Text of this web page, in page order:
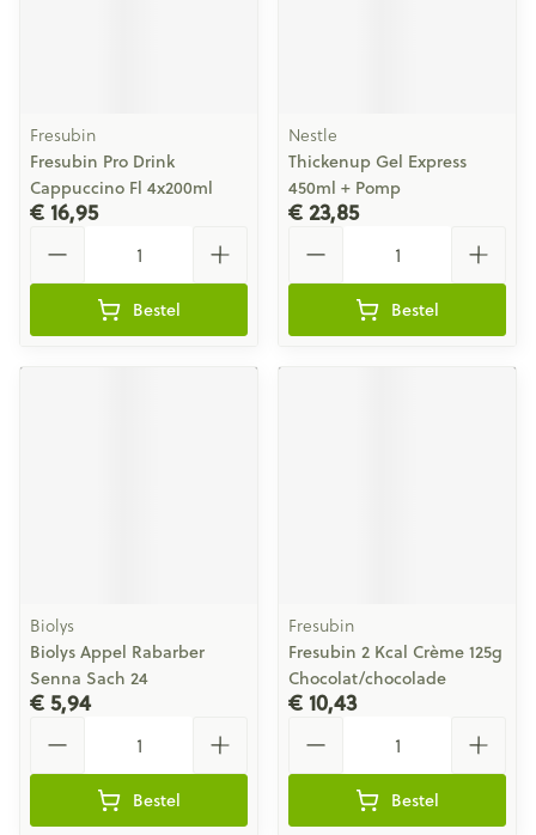
Fresubin
Fresubin Pro Drink
Cappuccino Fl 4x200ml
€ 16,95
Bestel
Nestle
Thickenup Gel Express
450ml + Pomp
€ 23,85
Bestel
Biolys
Biolys Appel Rabarber
Senna Sach 24
€ 5,94
Bestel
Fresubin
Fresubin 2 Kcal Crème 125g
Chocolat/chocolade
€ 10,43
Bestel